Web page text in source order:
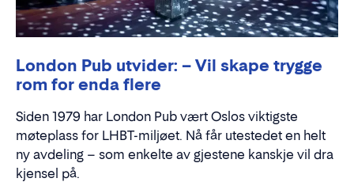
London Pub utvider: – Vil skape trygge
rom for enda flere
Siden 1979 har London Pub vært Oslos viktigste
møteplass for LHBT-miljøet. Nå får utestedet en helt
ny avdeling – som enkelte av gjestene kanskje vil dra
kjensel på.